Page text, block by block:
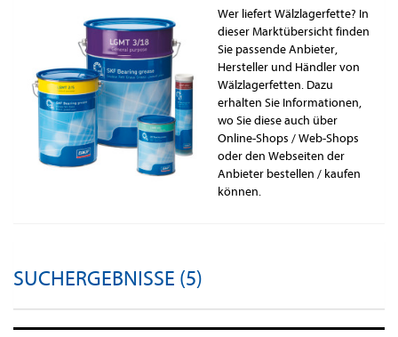
Wer liefert Wälzlagerfette? In
dieser Marktübersicht finden
Sie passende Anbieter,
Hersteller und Händler von
Wälzlagerfetten. Dazu
erhalten Sie Informationen,
wo Sie diese auch über
Online-Shops / Web-Shops
oder den Webseiten der
Anbieter bestellen / kaufen
können.
SUCHERGEBNISSE (5)